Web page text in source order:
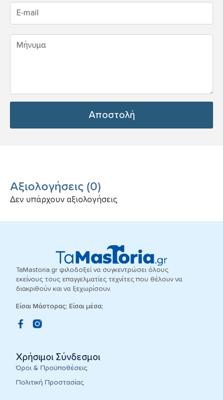
Αποστολή
Αξιολογήσεις (0)
Δεν υπάρχουν αξιολογήσεις
TaMastoria.gr φιλοδοξεί να συγκεντρώσει όλους
εκείνους τους επαγγελματίες τεχνίτες που θέλουν να
διακριθούν και να ξεχωρίσουν.
Είσαι Μάστορας; Είσαι μέσα;
Χρήσιμοι Σύνδεσμοι
Όροι & Προϋποθέσεις
Πολιτική Προστασίας